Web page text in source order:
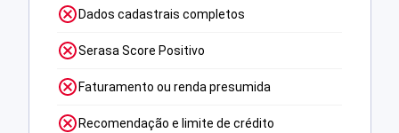
Dados cadastrais completos
Serasa Score Positivo
Faturamento ou renda presumida
Recomendação e limite de crédito